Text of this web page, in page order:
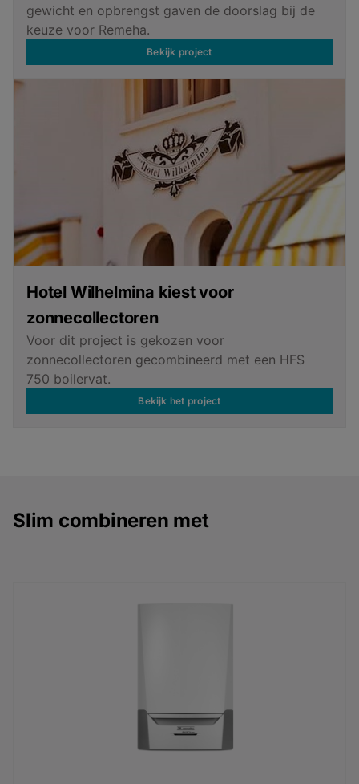
gewicht en opbrengst gaven de doorslag bij de
keuze voor Remeha.
Bekijk project
Hotel Wilhelmina kiest voor
zonnecollectoren
Voor dit project is gekozen voor
zonnecollectoren gecombineerd met een HFS
750 boilervat.
Bekijk het project
Slim combineren met